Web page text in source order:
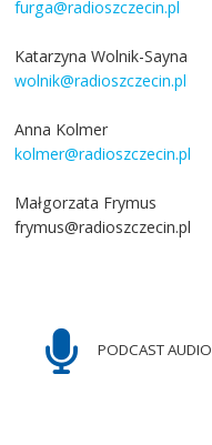
furga@radioszczecin.pl
Katarzyna Wolnik-Sayna
wolnik@radioszczecin.pl
Anna Kolmer
kolmer@radioszczecin.pl
Małgorzata Frymus
frymus@radioszczecin.pl
PODCAST AUDIO